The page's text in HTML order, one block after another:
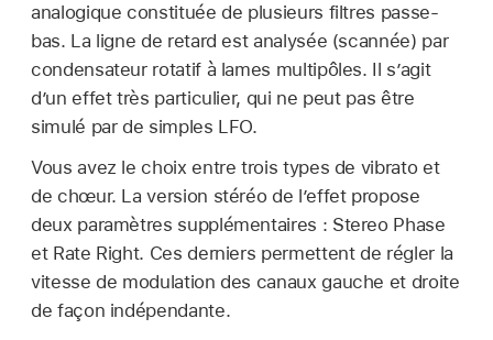
analogique constituée de plusieurs filtres passe-
bas. La ligne de retard est analysée (scannée) par
condensateur rotatif à lames multipôles. Il s’agit
d’un effet très particulier, qui ne peut pas être
simulé par de simples LFO.
Vous avez le choix entre trois types de vibrato et
de chœur. La version stéréo de l’effet propose
deux paramètres supplémentaires : Stereo Phase
et Rate Right. Ces derniers permettent de régler la
vitesse de modulation des canaux gauche et droite
de façon indépendante.